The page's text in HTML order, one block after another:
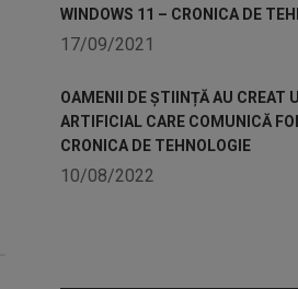
WINDOWS 11 – CRONICA DE
17/09/2021
OAMENII DE ȘTIINȚĂ AU CREAT
ARTIFICIAL CARE COMUNICĂ
CRONICA DE TEHNOLOGIE
10/08/2022